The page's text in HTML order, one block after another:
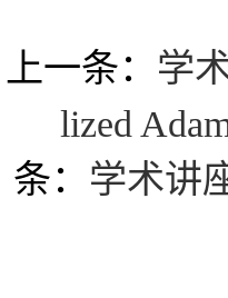
上一条： 学
lized
条： 学术讲